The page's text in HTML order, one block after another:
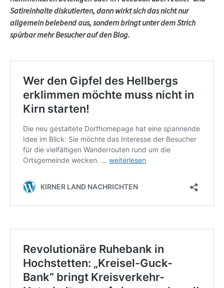
Satireinhalte diskutierten, dann wirkt sich das nicht nur
allgemein belebend aus, sondern bringt unter dem Strich
spürbar mehr Besucher auf den Blog.